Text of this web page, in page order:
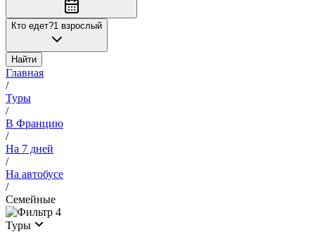
Кто едет?1 взрослый
Найти
Главная
/
Туры
/
В Францию
/
На 7 дней
/
На автобусе
/
Семейные
4
Туры